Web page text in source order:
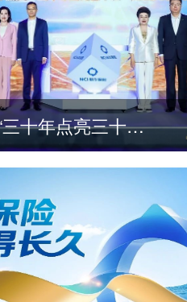
新华保险发布“三十年点亮三十城”全国人才计划